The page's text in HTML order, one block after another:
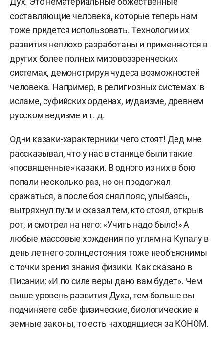
составляющие человека, которые теперь нам
тоже придется использовать. Технологии их
развития неплохо разработаны и применяются в
других более полных мировоззренческих
системах, демонстрируя чудеса возможностей
человека. Например, в религиозных системах: в
исламе, суфийских орденах, иудаизме, древнем
русском ведизме и т. д.
Одни казаки-характерники чего стоят! Дед мне
рассказывал, что у нас в станице были такие
«посвященные» казаки. В одного из них в бою
попали несколько раз, но он продолжал
сражаться, а после боя снял пояс, улыбаясь,
вытряхнул пули и сказал тем, кто стоял, открыв
рот, и смотрел на него: «Учить надо было!» А
любые массовые хождения по углям на Купалу в
день летнего солнцестояния тоже необъяснимы
с точки зрения знания физики. Как сказано в
Писании: «И по силе веры дано вам будет». Чем
выше уровень развития Духа, тем больше вы
подчиняете себе физические, биологические и
земные законы, то есть находящиеся за КОНОМ.